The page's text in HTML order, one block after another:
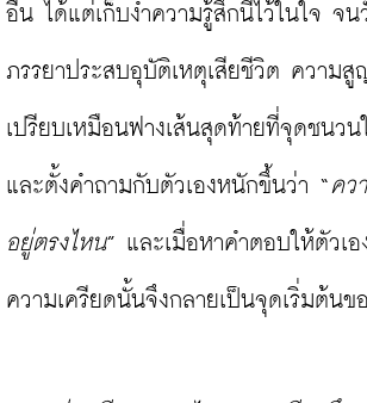
อื่น ได้แต่เก็บงำความรู้สึกนี้ไว้ในใจ จ
ภรรยาประสบอุบัติเหตุเสียชีวิต ความสู
เปรียบเหมือนฟางเส้นสุดท้ายที่จุดชนวน
และตั้งคำถามกับตัวเองหนักขึ้นว่า “คว
อยู่ตรงไหน” และเมื่อหาคำตอบให้ตัวเอ
ความเครียดนั้นจึงกลายเป็นจุดเริ่มต้นข